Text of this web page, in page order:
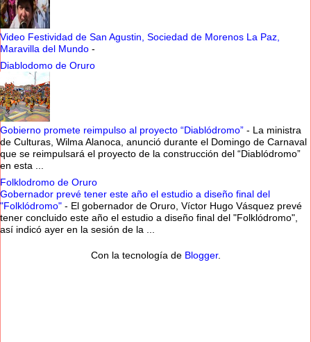
Video Festividad de San Agustin, Sociedad de Morenos La Paz,
Maravilla del Mundo -
Diablodomo de Oruro
Gobierno promete reimpulso al proyecto “Diablódromo” - La ministra
de Culturas, Wilma Alanoca, anunció durante el Domingo de Carnaval
que se reimpulsará el proyecto de la construcción del “Diablódromo”
en esta ...
Folklodromo de Oruro
Gobernador prevé tener este año el estudio a diseño final del
"Folklódromo" - El gobernador de Oruro, Víctor Hugo Vásquez prevé
tener concluido este año el estudio a diseño final del "Folklódromo",
así indicó ayer en la sesión de la ...
Con la tecnología de Blogger.